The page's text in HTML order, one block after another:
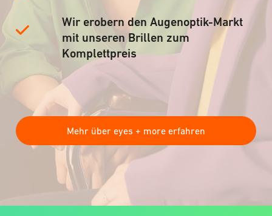
Wir erobern den Augenoptik-Markt
mit unseren Brillen zum
Komplettpreis
Mehr über eyes + more erfahren